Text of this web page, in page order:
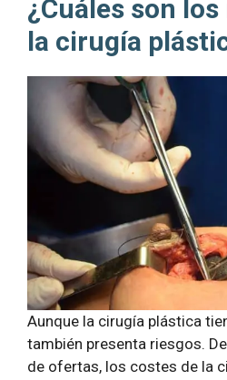
¿Cuáles son
la cirugía
Aunque la cirugía plástica
también presenta riesgos.
de ofertas, los costes de la